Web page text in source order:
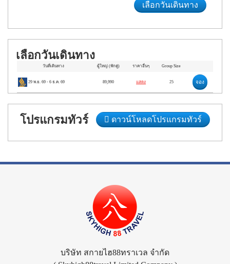
เลือกวันเดินทาง
เลือกวันเดินทาง
วันที่เดินทาง ผู้ใหญ่ (พักคู่) ราคาอื่นๆ Group Size
29 พ.ย. 69- 6 ธ.ค. 69 89,990 แสดง 25 จอง
โปรแกรมทัวร์ ดาวน์โหลดโปรแกรมทัวร์
บริษัท สกายไฮ88ทราเวล จำกัด